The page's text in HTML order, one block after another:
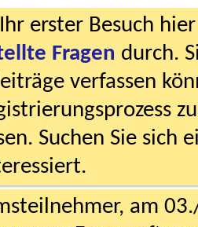
erster Besuch
Fragen durch.
verfassen
Suchen Sie sich
am